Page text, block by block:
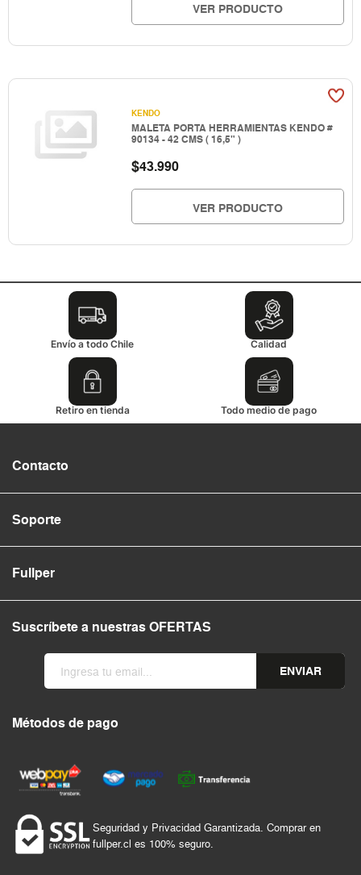
VER PRODUCTO
KENDO
MALETA PORTA HERRAMIENTAS KENDO #
90134 - 42 CMS ( 16,5" )
$43.990
VER PRODUCTO
Envío a todo Chile Calidad
Retiro en tienda Todo medio de pago
Contacto
Soporte
Fullper
Suscríbete a nuestras OFERTAS
ENVIAR
Métodos de pago
Seguridad y Privacidad Garantizada. Comprar en
fullper.cl es 100% seguro.